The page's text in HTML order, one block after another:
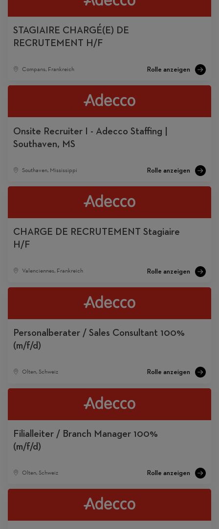
STAGIAIRE CHARGÉ(E) DE
RECRUTEMENT H/F
Compans, Frankreich
Onsite Recruiter I - Adecco Staffing |
Southaven, MS
Southaven, Mississippi
CHARGE DE RECRUTEMENT Stagiaire
H/F
Valenciennes, Frankreich
Personalberater / Sales Consultant 100%
(m/f/d)
Olten, Schweiz
Filialleiter / Branch Manager 100%
(m/f/d)
Olten, Schweiz